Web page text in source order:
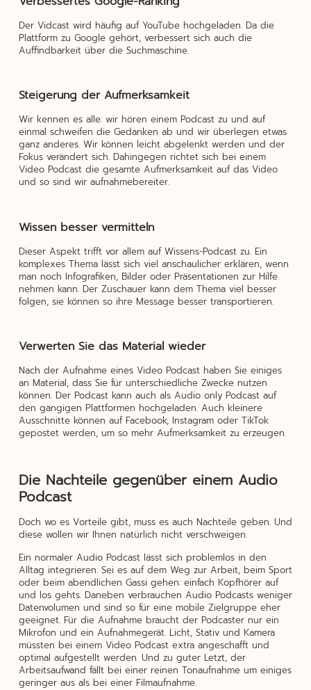
Der Vidcast wird häufig auf YouTube hochgeladen. Da die
Plattform zu Google gehört, verbessert sich auch die
Auffindbarkeit über die Suchmaschine.
Steigerung der Aufmerksamkeit
Wir kennen es alle: wir hören einem Podcast zu und auf
einmal schweifen die Gedanken ab und wir überlegen etwas
ganz anderes. Wir können leicht abgelenkt werden und der
Fokus verändert sich. Dahingegen richtet sich bei einem
Video Podcast die gesamte Aufmerksamkeit auf das Video
und so sind wir aufnahmebereiter.
Wissen besser vermitteln
Dieser Aspekt trifft vor allem auf Wissens-Podcast zu. Ein
komplexes Thema lässt sich viel anschaulicher erklären, wenn
man noch Infografiken, Bilder oder Präsentationen zur Hilfe
nehmen kann. Der Zuschauer kann dem Thema viel besser
folgen, sie können so ihre Message besser transportieren.
Verwerten Sie das Material wieder
Nach der Aufnahme eines Video Podcast haben Sie einiges
an Material, dass Sie für unterschiedliche Zwecke nutzen
können. Der Podcast kann auch als Audio only Podcast auf
den gängigen Plattformen hochgeladen. Auch kleinere
Ausschnitte können auf Facebook, Instagram oder TikTok
gepostet werden, um so mehr Aufmerksamkeit zu erzeugen.
Die Nachteile gegenüber einem Audio
Podcast
Doch wo es Vorteile gibt, muss es auch Nachteile geben. Und
diese wollen wir Ihnen natürlich nicht verschweigen.
Ein normaler Audio Podcast lässt sich problemlos in den
Alltag integrieren. Sei es auf dem Weg zur Arbeit, beim Sport
oder beim abendlichen Gassi gehen: einfach Kopfhörer auf
und los gehts. Daneben verbrauchen Audio Podcasts weniger
Datenvolumen und sind so für eine mobile Zielgruppe eher
geeignet. Für die Aufnahme braucht der Podcaster nur ein
Mikrofon und ein Aufnahmegerät. Licht, Stativ und Kamera
müssten bei einem Video Podcast extra angeschafft und
optimal aufgestellt werden. Und zu guter Letzt, der
Arbeitsaufwand fällt bei einer reinen Tonaufnahme um einiges
geringer aus als bei einer Filmaufnahme.